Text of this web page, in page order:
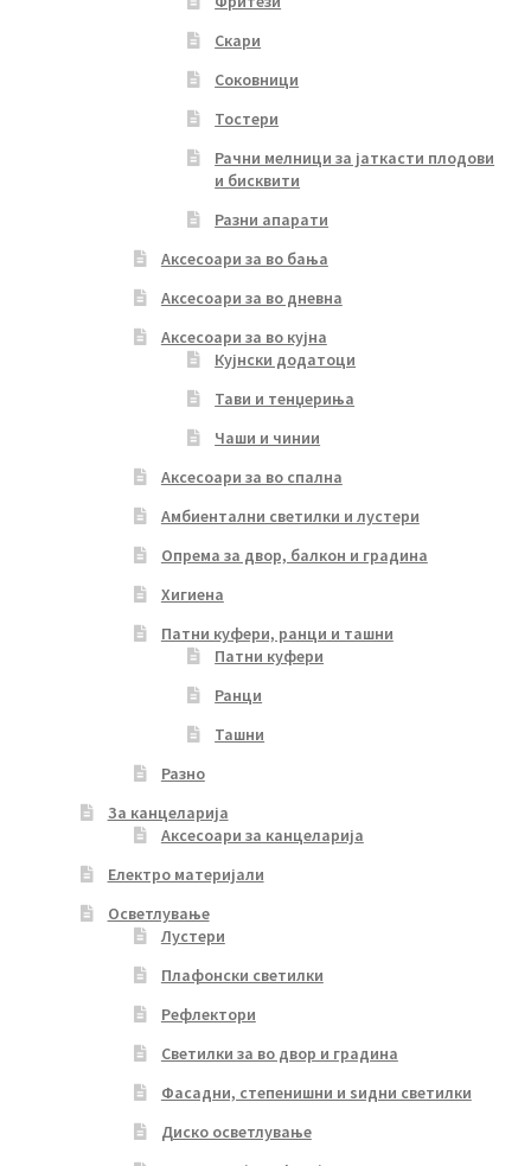
Скари
Соковници
Тостери
Рачни мелници за јаткасти плодови
и бисквити
Разни апарати
Аксесоари за во бања
Аксесоари за во дневна
Аксесоари за во кујна
Кујнски додатоци
Тави и тенџериња
Чаши и чинии
Аксесоари за во спална
Амбиентални светилки и лустери
Опрема за двор, балкон и градина
Хигиена
Патни куфери, ранци и ташни
Патни куфери
Ранци
Ташни
Разно
За канцеларија
Аксесоари за канцеларија
Електро материјали
Осветлување
Лустери
Плафонски светилки
Рефлектори
Светилки за во двор и градина
Фасадни, степенишни и ѕидни светилки
Диско осветлување